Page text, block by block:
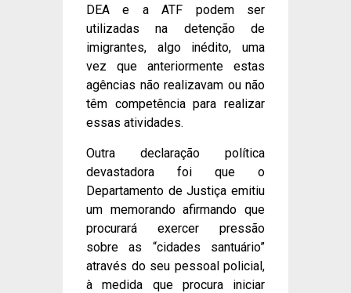
DEA e a ATF podem ser
utilizadas na detenção de
imigrantes, algo inédito, uma
vez que anteriormente estas
agências não realizavam ou não
têm competência para realizar
essas atividades.
Outra declaração política
devastadora foi que o
Departamento de Justiça emitiu
um memorando afirmando que
procurará exercer pressão
sobre as “cidades santuário”
através do seu pessoal policial,
à medida que procura iniciar